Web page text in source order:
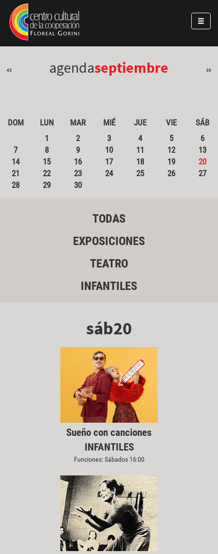
Pasar al contenido principal
Jump to main content
« agendaseptiembre »
DOM LUN MAR MIÉ JUE VIE
SÁB
1
2 3 4 5
6
7
8 9 10 11 12
13
14
15 16 17 18 19
20
21
22 23 24 25 26
27
28
29 30
TODAS
EXPOSICIONES
TEATRO
INFANTILES
sáb20
Sueño con canciones
INFANTILES
Funciones: Sábados 16:00